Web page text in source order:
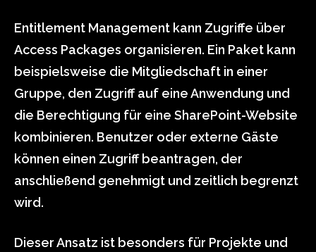
Entitlement Management kann Zugriffe über
Access Packages organisieren. Ein Paket kann
beispielsweise die Mitgliedschaft in einer
Gruppe, den Zugriff auf eine Anwendung und
die Berechtigung für eine SharePoint-Website
kombinieren. Benutzer oder externe Gäste
können einen Zugriff beantragen, der
anschließend genehmigt und zeitlich begrenzt
wird.
Dieser Ansatz ist besonders für Projekte und